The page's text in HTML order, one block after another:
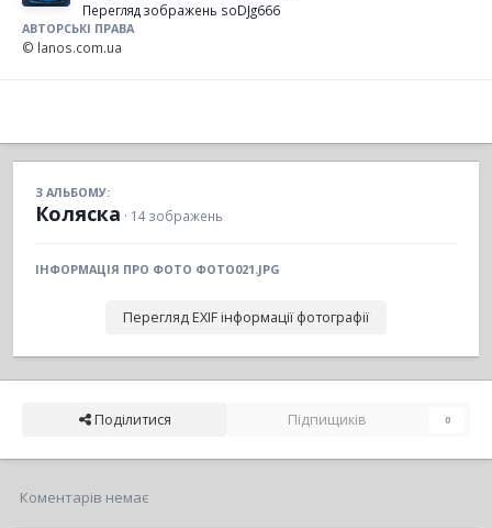
Перегляд зображень soDJg666
АВТОРСЬКІ ПРАВА
© lanos.com.ua
З АЛЬБОМУ:
Коляска · 14 зображень
ІНФОРМАЦІЯ ПРО ФОТО ФОТО021.JPG
Перегляд EXIF інформації фотографії
Поділитися Підпищиків 0
Коментарів немає